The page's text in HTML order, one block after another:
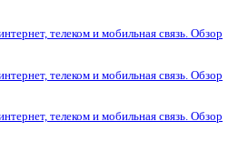
телеком и мобильная связь. Обзор
телеком и мобильная связь. Обзор
телеком и мобильная связь. Обзор